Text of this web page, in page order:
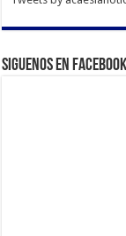
Siguenos en Facebook